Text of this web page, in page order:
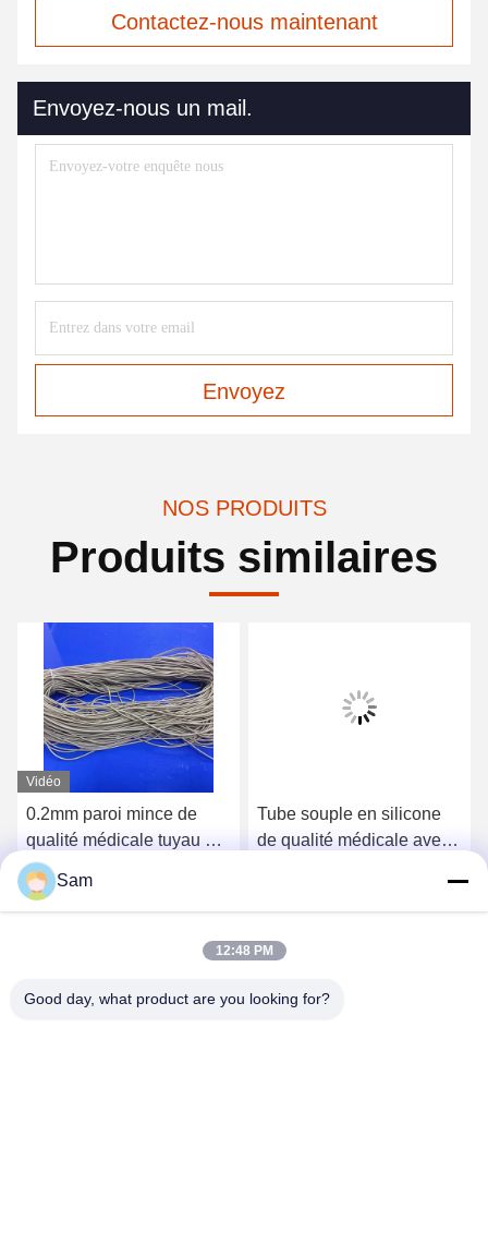
Contactez-nous maintenant
Envoyez-nous un mail.
Envoyez
NOS PRODUITS
Produits similaires
Vidéo
0.2mm paroi mince de
qualité médicale tuyau de
silicone flexible 50 Shore
AObtenez le meilleur prix
Tube souple en silicone
de qualité médicale avec
le transfert de fluides
Sam
12:48 PM
Good day, what product are you looking for?